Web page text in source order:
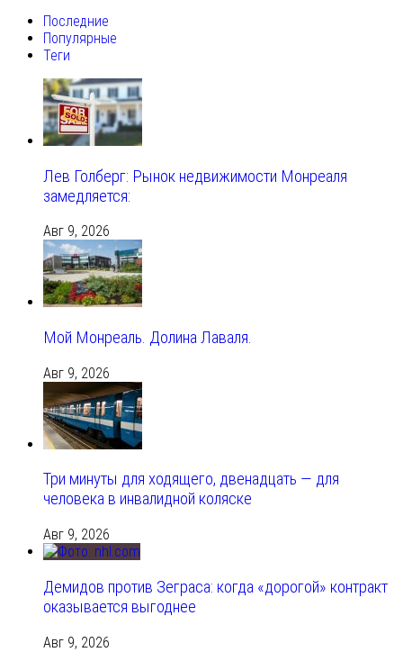
Последние
Популярные
Теги
Лев Голберг: Рынок недвижимости Монреаля
замедляется:
Авг 9, 2026
Мой Монреаль. Долина Лаваля.
Авг 9, 2026
Три минуты для ходящего, двенадцать — для
человека в инвалидной коляске
Авг 9, 2026
Демидов против Зеграса: когда «дорогой» контракт
оказывается выгоднее
Авг 9, 2026